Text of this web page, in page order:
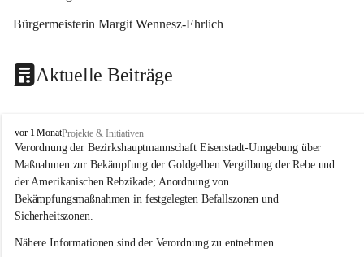
Bürgermeisterin Margit Wennesz-Ehrlich
Aktuelle Beiträge
O
s
l
i
p
vor 1 MonatProjekte & Initiativen
Verordnung der Bezirkshauptmannschaft Eisenstadt-Umgebung über
Maßnahmen zur Bekämpfung der Goldgelben Vergilbung der Rebe und
der Amerikanischen Rebzikade; Anordnung von
Bekämpfungsmaßnahmen in festgelegten Befallszonen und
Sicherheitszonen.
Nähere Informationen sind der Verordnung zu entnehmen.